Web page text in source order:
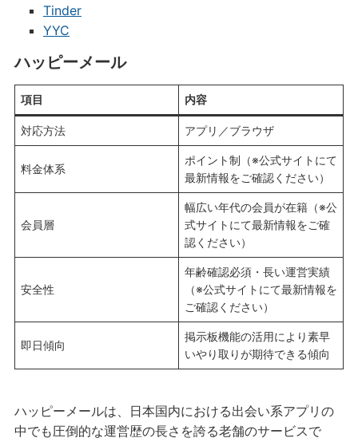
Tinder
YYC
ハッピーメール
項目 内容
対応方法 アプリ／ブラウザ
料金体系
ポイント制（※公式サイトにて
最新情報をご確認ください）
会員層
幅広い年代の会員が在籍（※公
式サイトにて最新情報をご確
認ください）
安全性
年齢確認必須・長い運営実績
（※公式サイトにて最新情報を
ご確認ください）
即日傾向
掲示板機能の活用により素早
いやり取りが期待できる傾向
ハッピーメールは、日本国内における出会い系アプリの
中でも圧倒的な運営歴の長さを誇る老舗のサービスで